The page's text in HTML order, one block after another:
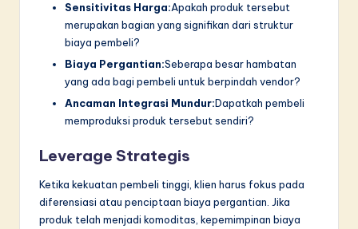
Sensitivitas Harga:Apakah produk tersebut
merupakan bagian yang signifikan dari struktur
biaya pembeli?
Biaya Pergantian:Seberapa besar hambatan
yang ada bagi pembeli untuk berpindah vendor?
Ancaman Integrasi Mundur:Dapatkah pembeli
memproduksi produk tersebut sendiri?
Leverage Strategis
Ketika kekuatan pembeli tinggi, klien harus fokus pada
diferensiasi atau penciptaan biaya pergantian. Jika
produk telah menjadi komoditas, kepemimpinan biaya